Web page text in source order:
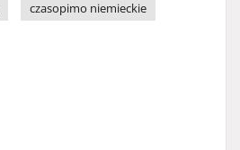
czasopimo niemieckie